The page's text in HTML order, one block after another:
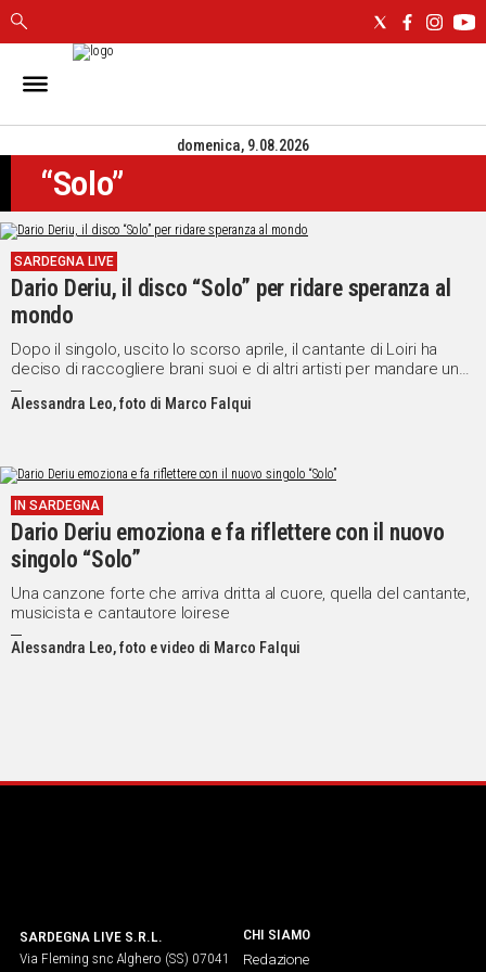
IN
CAGLIARI
SASSARI
NUORO
ORISTANO
SULCIS
GALLURA
OGLIASTRA
MEDIO
CAMPIDANO
POLITICA
IN
ITALIA
NEL
MONDO
SPORT
EVENTI
WHATSAPP
domenica, 9.08.2026
“Solo”
SARDEGNA LIVE
Dario Deriu, il disco “Solo” per ridare speranza al
mondo
Dopo il singolo, uscito lo scorso aprile, il cantante di Loiri ha
deciso di raccogliere brani suoi e di altri artisti per mandare un
messaggio di riflessione e ottimismo
Alessandra Leo, foto di Marco Falqui
IN SARDEGNA
Dario Deriu emoziona e fa riflettere con il nuovo
singolo “Solo”
Una canzone forte che arriva dritta al cuore, quella del cantante,
musicista e cantautore loirese
Alessandra Leo, foto e video di Marco Falqui
SARDEGNA LIVE S.R.L.
Via Fleming snc Alghero (SS) 07041
CHI SIAMO
Redazione